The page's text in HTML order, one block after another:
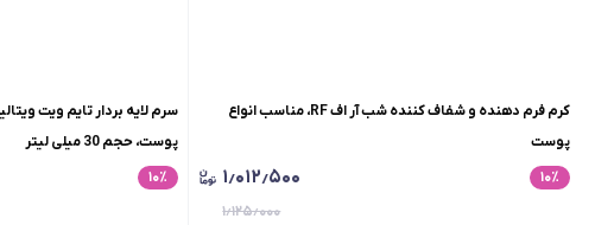
کرم فرم دهنده و شفاف کننده شب آر اف RF، مناسب انواع
پوست
۱۰٪ ۱٫۰۱۲٫۵۰۰
۱٫۱۲۵٫۰۰۰
پوست، حجم 30 میلی لیتر
۱۰٪